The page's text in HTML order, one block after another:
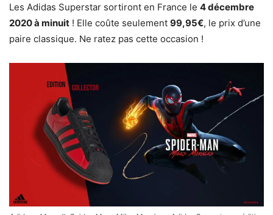
Les Adidas Superstar sortiront en France le 4 décembre
2020 à minuit ! Elle coûte seulement 99,95€, le prix d’une
paire classique. Ne ratez pas cette occasion !